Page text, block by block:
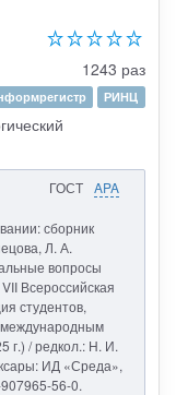
1243 раз
РИНЦ
ГОСТ APA
сборник
Л. А.
вопросы
Всероссийская
студентов,
г.) / редкол.: Н. И.
ИД «Среда»,
56-0.